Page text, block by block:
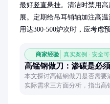
最好竖直悬挂。清洁时禁用
展。定期给吊耳销轴加注高
用达300-500炉次时，应考虑
商家经验 真实案例 · 安全
高锰钢做刀：渗碳是必
本文探讨高锰钢做刀是否需要
实际需求三方面分析，指出